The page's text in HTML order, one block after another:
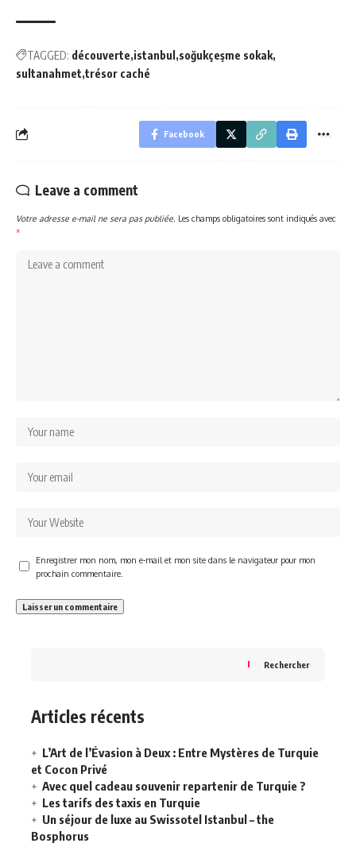
TAGGED: découverte istanbul soğukçeşme sokak
sultanahmet trésor caché
Facebook
Leave a comment
Votre adresse e-mail ne sera pas publiée. Les champs obligatoires sont indiqués avec
*
Enregistrer mon nom, mon e-mail et mon site dans le navigateur pour mon
prochain commentaire.
Rechercher
Articles récents
L’Art de l’Évasion à Deux : Entre Mystères de Turquie
et Cocon Privé
Avec quel cadeau souvenir repartenir de Turquie ?
Les tarifs des taxis en Turquie
Un séjour de luxe au Swissotel Istanbul – the
Bosphorus